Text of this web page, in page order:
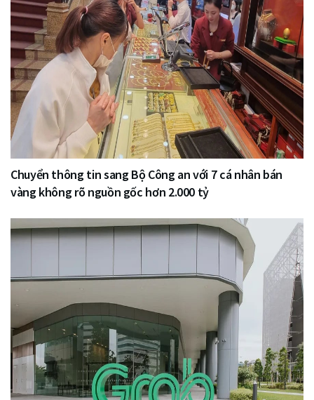
Chuyển thông tin sang Bộ Công an với 7 cá nhân bán
vàng không rõ nguồn gốc hơn 2.000 tỷ